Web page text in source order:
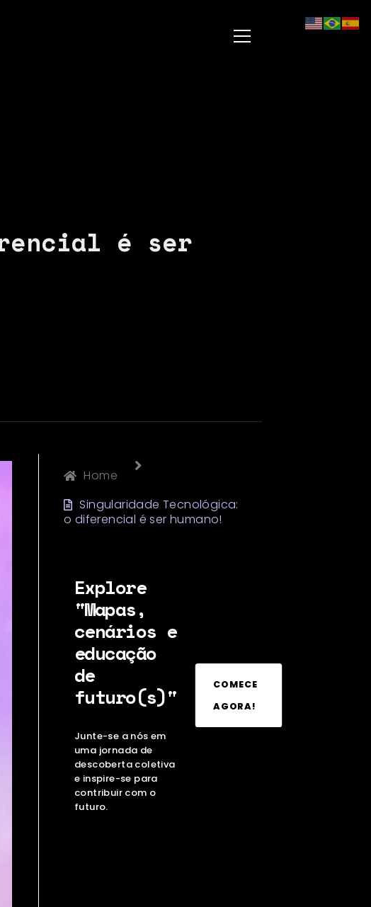
é ser
Home
Singularidade Tecnológica:
o diferencial é ser humano!
Explore
"Mapas,
cenários e
educação
de
futuro(s)"
Junte-se a nós em
uma jornada de
descoberta coletiva
e inspire-se para
contribuir com o
futuro.
COMECE
AGORA!